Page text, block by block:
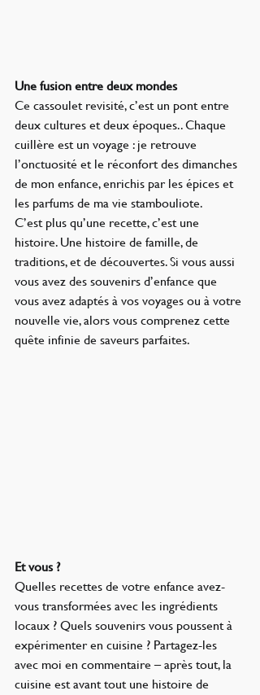
Une fusion entre deux mondes
Ce cassoulet revisité, c’est un pont entre
deux cultures et deux époques.. Chaque
cuillère est un voyage : je retrouve
l’onctuosité et le réconfort des dimanches
de mon enfance, enrichis par les épices et
les parfums de ma vie stambouliote.
C’est plus qu’une recette, c’est une
histoire. Une histoire de famille, de
traditions, et de découvertes. Si vous aussi
vous avez des souvenirs d’enfance que
vous avez adaptés à vos voyages ou à votre
nouvelle vie, alors vous comprenez cette
quête infinie de saveurs parfaites.
Et vous ?
Quelles recettes de votre enfance avez-
vous transformées avec les ingrédients
locaux ? Quels souvenirs vous poussent à
expérimenter en cuisine ? Partagez-les
avec moi en commentaire – après tout, la
cuisine est avant tout une histoire de